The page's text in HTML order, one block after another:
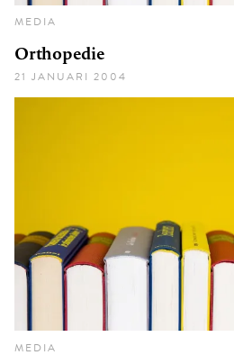
MEDIA
Orthopedie
21 JANUARI 2004
MEDIA